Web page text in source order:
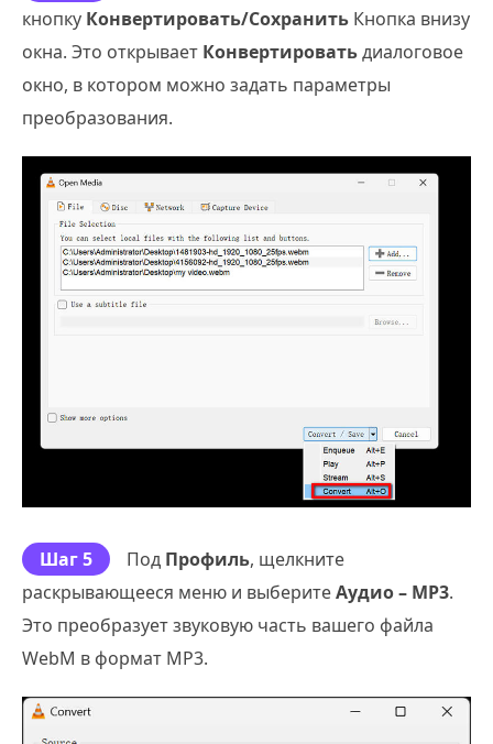
кнопку Конвертировать/Сохранить Кнопка внизу
окна. Это открывает Конвертироватьдиалоговое
окно, в котором можно задать параметры
преобразования.
Шаг 5 Под Профиль, щелкните
раскрывающееся меню и выберитеАудио – MP3.
Это преобразует звуковую часть вашего файла
WebM в формат MP3.